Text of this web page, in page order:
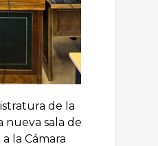
de la
nueva sala de
la Cámara